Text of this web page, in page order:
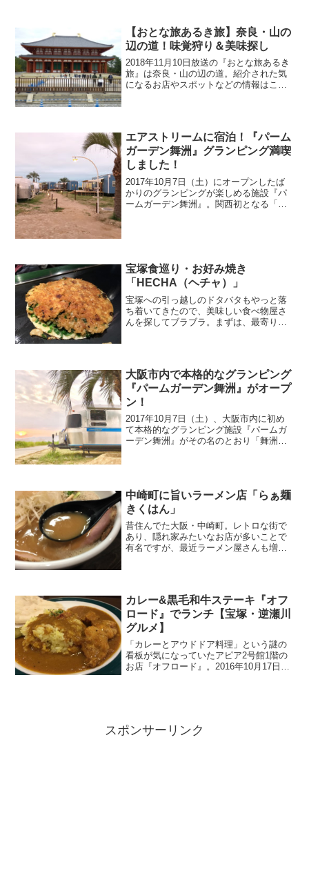
【おとな旅あるき旅】奈良・山の
辺の道！味覚狩り＆美味探し
2018年11月10日放送の『おとな旅あるき
旅』は奈良・山の辺の道。紹介された気
になるお店やスポットなどの情報はこち
エアストリームに宿泊！『パーム
ガーデン舞洲』グランピング満喫
しました！
2017年10月7日（土）にオープンしたば
かりのグランピングが楽しめる施設『パ
ームガーデン舞洲』。関西初となる「エ
宝塚食巡り・お好み焼き
「HECHA（ヘチャ）」
宝塚への引っ越しのドタバタもやっと落
ち着いてきたので、美味しい食べ物屋さ
んを探してブラブラ。まずは、最寄り駅
大阪市内で本格的なグランピング
『パームガーデン舞洲』がオープ
ン！
2017年10月7日（土）、大阪市内に初め
て本格的なグランピング施設『パームガ
ーデン舞洲』がその名のとおり「舞洲」
中崎町に旨いラーメン店「らぁ麺
きくはん」
昔住んでた大阪・中崎町。レトロな街で
あり、隠れ家みたいなお店が多いことで
有名ですが、最近ラーメン屋さんも増え
もんで食べに行...
カレー&黒毛和牛ステーキ『オフ
ロード』でランチ【宝塚・逆瀬川
グルメ】
「カレーとアウドドア料理」という謎の
看板が気になっていたアピア2号館1階の
お店『オフロード』。2016年10月17日
スポンサーリンク